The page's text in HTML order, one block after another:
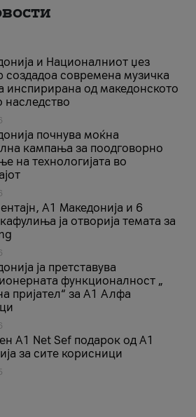
и Националниот џез
создадоа современа музичка
инспирирана од македонското
наследство
почнува моќна
кампања за поодговорно
на технологијата во
A1 Македонија и 6
ја отворија темата за
ја претставува
функционалност „
пријател“ за А1 Алфа
A1 Net Sеf подарок од А1
за сите корисници